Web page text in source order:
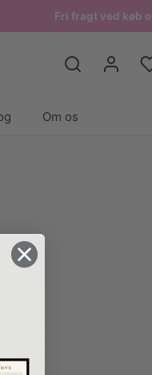
Fri fragt ved køb
Om os